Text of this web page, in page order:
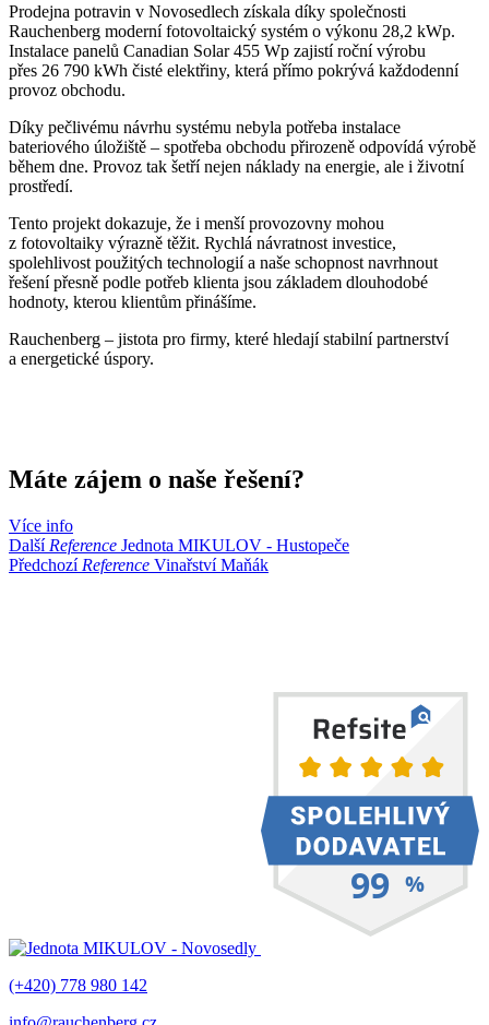
Prodejna potravin v Novosedlech získala díky společnosti
Rauchenberg moderní fotovoltaický systém o výkonu 28,2 kWp.
Instalace panelů Canadian Solar 455 Wp zajistí roční výrobu
přes 26 790 kWh čisté elektřiny, která přímo pokrývá každodenní
provoz obchodu.
Díky pečlivému návrhu systému nebyla potřeba instalace
bateriového úložiště – spotřeba obchodu přirozeně odpovídá výrobě
během dne. Provoz tak šetří nejen náklady na energie, ale i životní
prostředí.
Tento projekt dokazuje, že i menší provozovny mohou
z fotovoltaiky výrazně těžit. Rychlá návratnost investice,
spolehlivost použitých technologií a naše schopnost navrhnout
řešení přesně podle potřeb klienta jsou základem dlouhodobé
hodnoty, kterou klientům přinášíme.
Rauchenberg – jistota pro firmy, které hledají stabilní partnerství
a energetické úspory.
Máte zájem o naše řešení?
Více info
Další Reference Jednota MIKULOV - Hustopeče
Předchozí Reference Vinařství Maňák
(+420) 778 980 142